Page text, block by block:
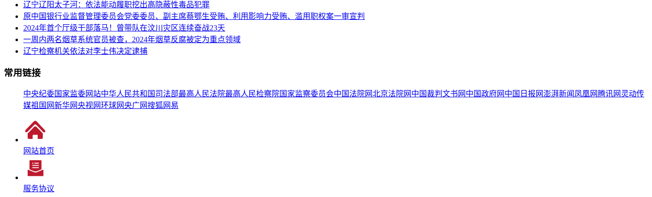
辽宁辽阳太子河：依法能动履职挖出高隐蔽性毒品犯罪
原中国银行业监督管理委员会党委委员、副主席蔡鄂生受贿、利用影响力受贿、滥用职权案一审宣判
2024年首个厅级干部落马！曾带队在汶川灾区连续奋战23天
一周内两名烟草系统官员被查，2024年烟草反腐被定为重点领域
辽宁检察机关依法对李士伟决定逮捕
常用链接
中央纪委国家监委网站中华人民共和国司法部最高人民法院最高人民检察院国家监察委员会中国法院网北京法院网 中国裁判文书网 中国政府网 中国日报网澎湃新闻 凤凰网腾讯网 灵动传
媒祖国网新华网央视网环球网央广网搜狐网易
网站首页
服务协议